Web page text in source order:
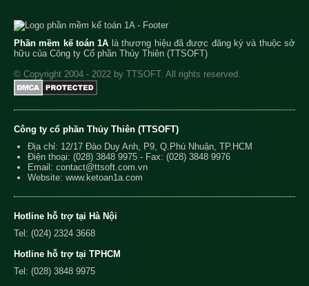
Phần mềm kế toán 1A là thương hiệu đã được đăng ký và thuộc sở
hữu của Công ty Cổ phần Thủy Thiên (TTSOFT)
© Copyright 2004 - 2022 by TTSOFT. All rights reserved.
Công ty cổ phần Thủy Thiên (TTSOFT)
Địa chỉ: 12/17 Đào Duy Anh, P9, Q.Phú Nhuận, TP.HCM
Điện thoại: (028) 3848 9975 - Fax: (028) 3848 9976
Email: contact@ttsoft.com.vn
Website: www.ketoan1a.com
Hotline hỗ trợ tại Hà Nội
Tel: (024) 2324 3668
Hotline hỗ trợ tại TPHCM
Tel: (028) 3848 9975